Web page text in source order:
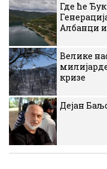
Где ће
Албанци
Велике
кризе
Дејан